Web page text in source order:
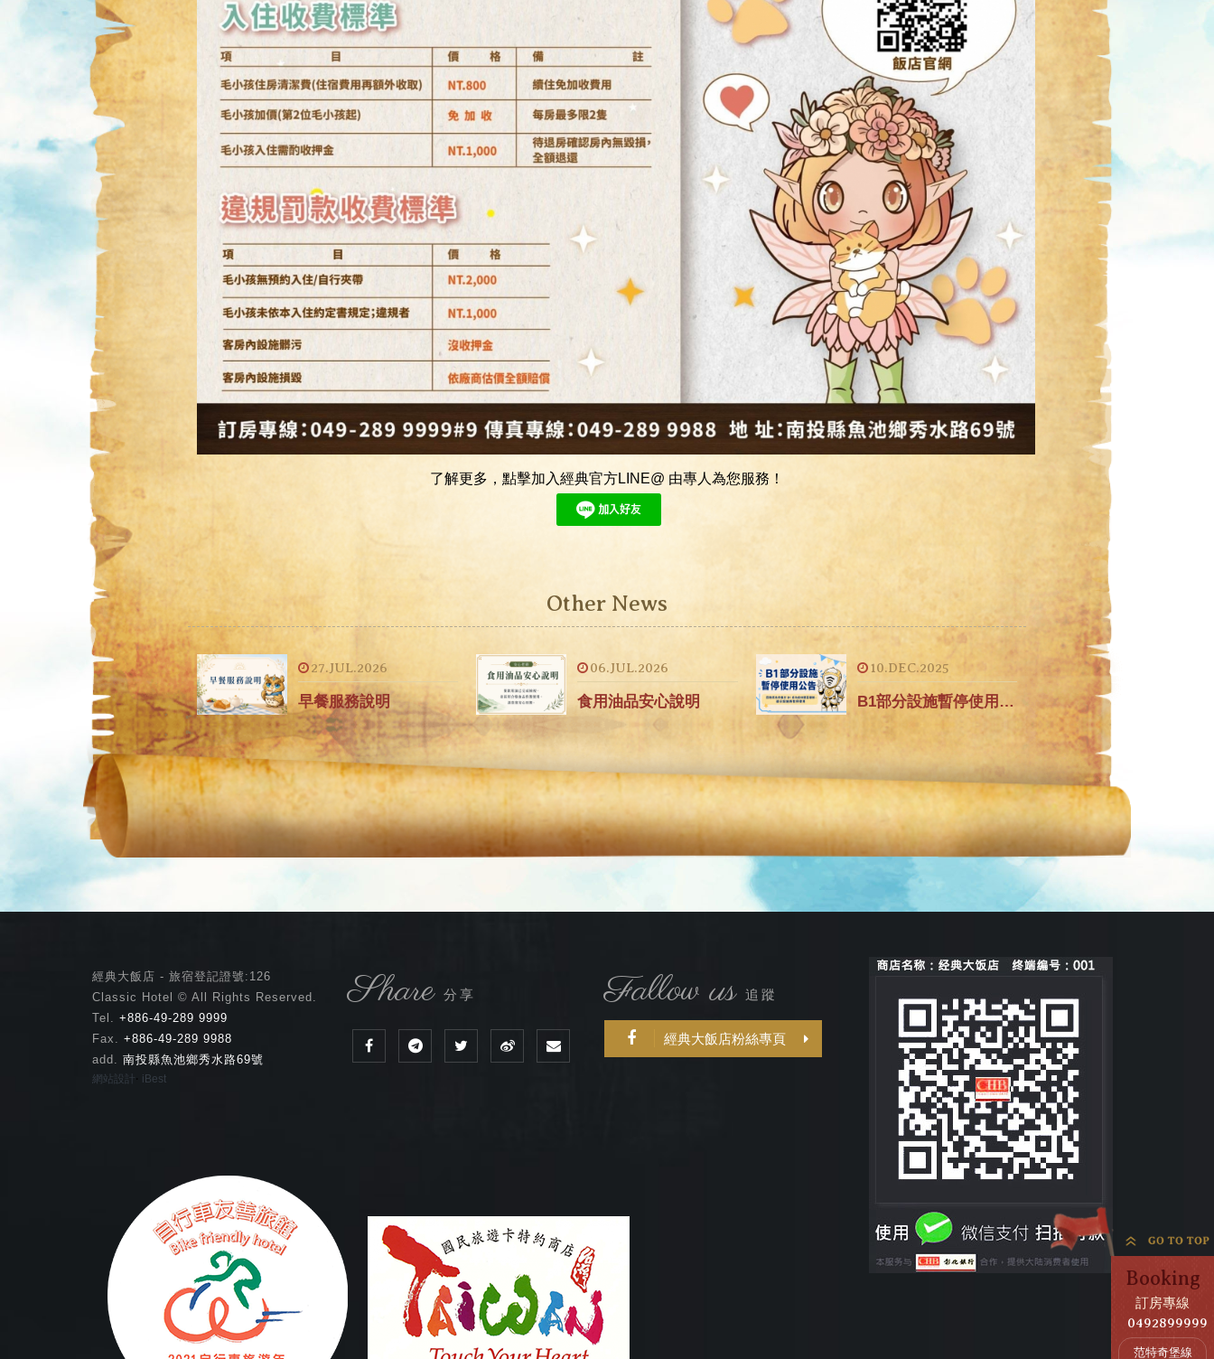
Booking
訂房專線
0492899999
范特奇堡線
了解更多，點擊加入經典官方LINE@ 由專人為您服務！
Other News
27.JUL.2026
早餐服務說明
06.JUL.2026
食用油品安心說明
10.DEC.2025
B1部分設施暫停使用公告
經典大飯店 - 旅宿登記證號:126
Classic Hotel © All Rights Reserved.
Tel. +886-49-289 9999
Fax. +886-49-289 9988
add. 南投縣魚池鄉秀水路69號
網站設計 ‧ iBest
Share 分享 Fallow us 追蹤
經典大飯店粉絲專頁